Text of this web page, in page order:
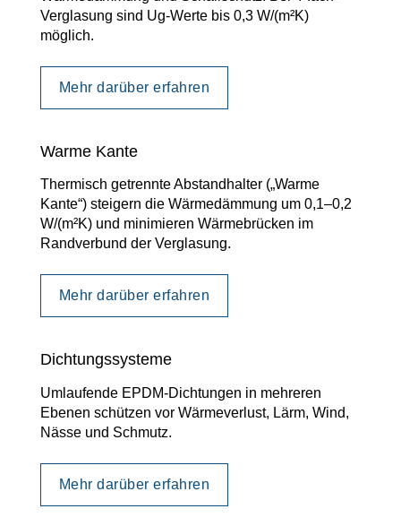
Verglasung sind Ug-Werte bis 0,3 W/(m²K)
möglich.
Mehr darüber erfahren
Warme Kante
Thermisch getrennte Abstandhalter („Warme
Kante“) steigern die Wärmedämmung um 0,1–0,2
W/(m²K) und minimieren Wärmebrücken im
Randverbund der Verglasung.
Mehr darüber erfahren
Dichtungssysteme
Umlaufende EPDM-Dichtungen in mehreren
Ebenen schützen vor Wärmeverlust, Lärm, Wind,
Nässe und Schmutz.
Mehr darüber erfahren